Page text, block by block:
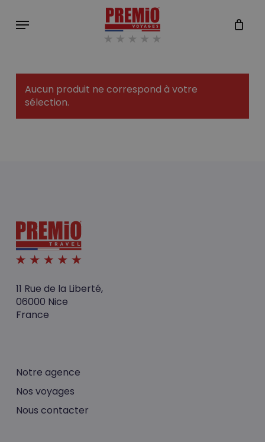
main
Menu
Close
Aucun produit ne correspond à votre
sélection.
11 Rue de la Liberté,
06000 Nice
France
Notre agence
Nos voyages
Nous contacter